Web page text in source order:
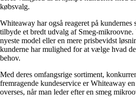
købsvalg.
Whiteaway har også reageret på
tilbyde et bredt udvalg af Smeg-mikroovne.
nyeste model eller en mere prisbevidst
kunderne har mulighed for at vælge hvad
behov.
Med deres omfangsrige sortiment,
fremragende kundeservice er Whiteaway
overses, når man leder efter en smeg